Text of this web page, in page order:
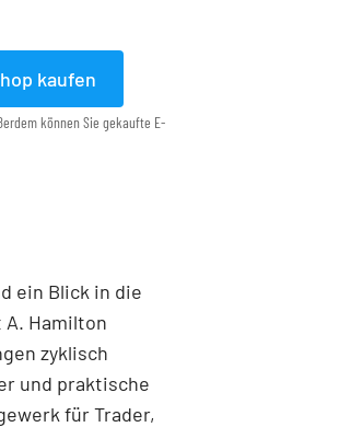
kaufen
können Sie gekaufte E-
ein Blick in die
A. Hamilton
zyklisch
und praktische
für Trader,